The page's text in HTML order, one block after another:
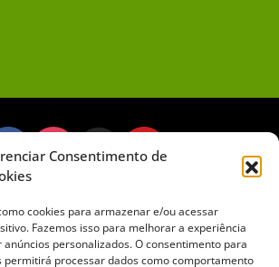
Consentimento de
cookies para armazenar e/ou acessar
Fazemos isso para melhorar a experiência
personalizados. O consentimento para
permitirá processar dados como comportamento
Cavalus de Comunicação. Todos os direitos